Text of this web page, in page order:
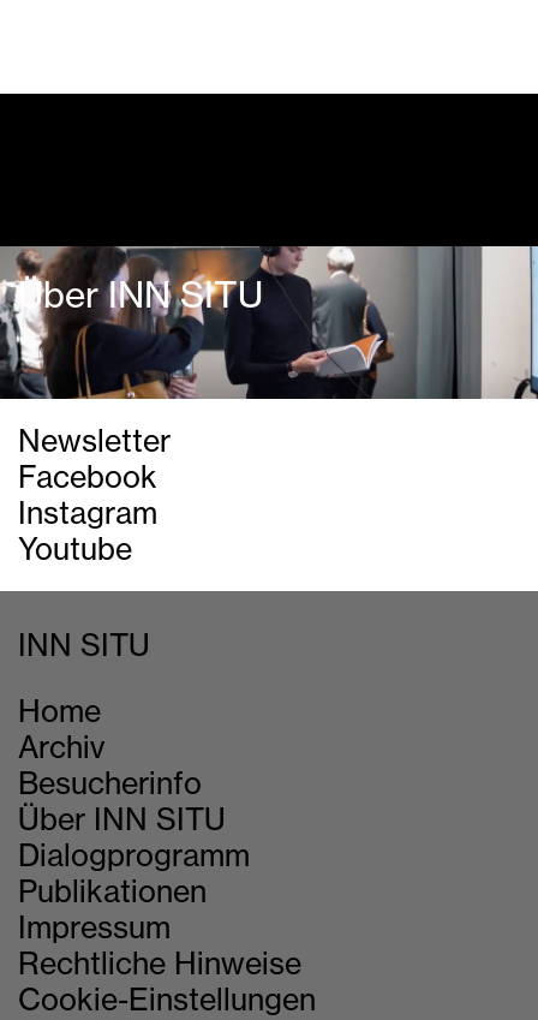
Über INN SITU
Newsletter
Facebook
Instagram
Youtube
INN SITU
Home
Archiv
Besucherinfo
Über INN SITU
Dialogprogramm
Publikationen
Impressum
Rechtliche Hinweise
Cookie-Einstellungen